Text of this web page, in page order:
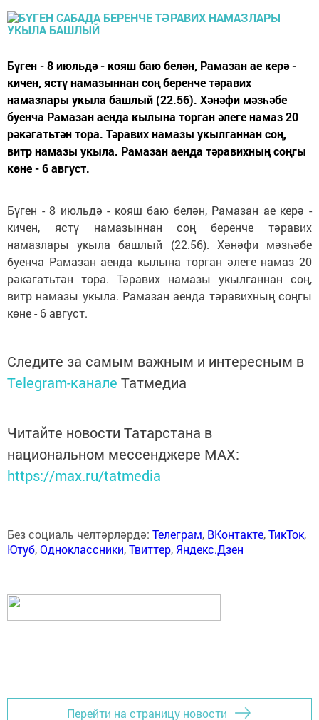
Бүген - 8 июльдә - кояш баю белән, Рамазан ае керә -
кичен, ястү намазыннан соң беренче тәравих
намазлары укыла башлый (22.56). Хәнәфи мәзһәбе
буенча Рамазан аенда кылына торган әлеге намаз 20
рәкәгатьтән тора. Тәравих намазы укылганнан соң,
витр намазы укыла. Рамазан аенда тәравихның соңгы
көне - 6 август.
Бүген - 8 июльдә - кояш баю белән, Рамазан ае керә -
кичен, ястү намазыннан соң беренче тәравих
намазлары укыла башлый (22.56). Хәнәфи мәзһәбе
буенча Рамазан аенда кылына торган әлеге намаз 20
рәкәгатьтән тора. Тәравих намазы укылганнан соң,
витр намазы укыла. Рамазан аенда тәравихның соңгы
көне - 6 август.
Следите за самым важным и интересным в
Telegram-канале Татмедиа
Читайте новости Татарстана в
национальном мессенджере MАХ:
https://max.ru/tatmedia
Без социаль челтәрләрдә: Телеграм, ВКонтакте,ТикТок,
Ютуб,Одноклассники,Твиттер, Яндекс.Дзен
Перейти на страницу новости